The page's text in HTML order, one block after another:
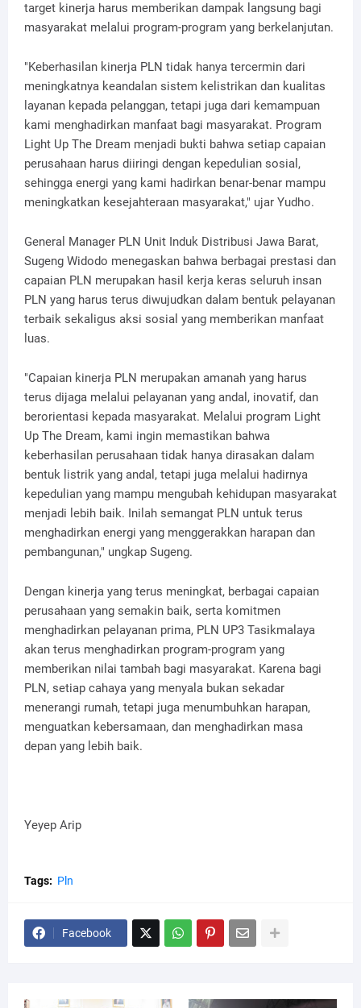
target kinerja harus memberikan dampak langsung bagi
masyarakat melalui program-program yang berkelanjutan.
"Keberhasilan kinerja PLN tidak hanya tercermin dari
meningkatnya keandalan sistem kelistrikan dan kualitas
layanan kepada pelanggan, tetapi juga dari kemampuan
kami menghadirkan manfaat bagi masyarakat. Program
Light Up The Dream menjadi bukti bahwa setiap capaian
perusahaan harus diiringi dengan kepedulian sosial,
sehingga energi yang kami hadirkan benar-benar mampu
meningkatkan kesejahteraan masyarakat," ujar Yudho.
General Manager PLN Unit Induk Distribusi Jawa Barat,
Sugeng Widodo menegaskan bahwa berbagai prestasi dan
capaian PLN merupakan hasil kerja keras seluruh insan
PLN yang harus terus diwujudkan dalam bentuk pelayanan
terbaik sekaligus aksi sosial yang memberikan manfaat
luas.
"Capaian kinerja PLN merupakan amanah yang harus
terus dijaga melalui pelayanan yang andal, inovatif, dan
berorientasi kepada masyarakat. Melalui program Light
Up The Dream, kami ingin memastikan bahwa
keberhasilan perusahaan tidak hanya dirasakan dalam
bentuk listrik yang andal, tetapi juga melalui hadirnya
kepedulian yang mampu mengubah kehidupan masyarakat
menjadi lebih baik. Inilah semangat PLN untuk terus
menghadirkan energi yang menggerakkan harapan dan
pembangunan," ungkap Sugeng.
Dengan kinerja yang terus meningkat, berbagai capaian
perusahaan yang semakin baik, serta komitmen
menghadirkan pelayanan prima, PLN UP3 Tasikmalaya
akan terus menghadirkan program-program yang
memberikan nilai tambah bagi masyarakat. Karena bagi
PLN, setiap cahaya yang menyala bukan sekadar
menerangi rumah, tetapi juga menumbuhkan harapan,
menguatkan kebersamaan, dan menghadirkan masa
depan yang lebih baik.
Yeyep Arip
Tags: Pln
Facebook